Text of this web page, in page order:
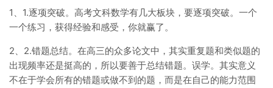
1、1.逐项突破。高考文科数学有几大板块，要逐项突破。一个
一个练习，获得经验和感受，你就赢了。
2、2.错题总结。在高三的众多论文中，其实重复题和类似题的
出现频率还是挺高的，所以要善于总结错题。误学。其实意义
不在于学会所有的错题或做不到的题，而是在自己的能力范围